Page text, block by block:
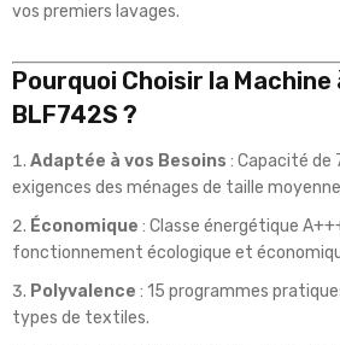
vos premiers lavages.
Pourquoi Choisir la
BLF742S ?
Adaptée à vos Besoins : Capacité de
exigences des ménages de taille
Économique : Classe énergétique
fonctionnement écologique et
Polyvalence : 15 programmes
types de textiles.